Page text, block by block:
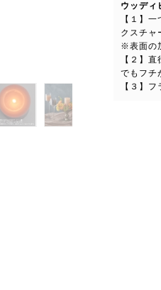
ウッディ
【１】
クスチャ
※表面の
【２】
でもフチ
【３】